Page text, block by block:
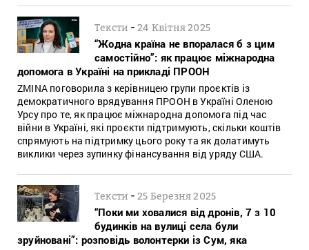
Тексти -24 Квітня 2025
“Жодна країна не впоралася б з цим
самостійно”: як працює міжнародна
допомога в Україні на прикладі ПРООН
ZMINA поговорила з керівницею групи проєктів із
демократичного врядування ПРООН в Україні Оленою
Урсу про те, як працює міжнародна допомога під час
війни в Україні, які проєкти підтримують, скільки коштів
спрямують на підтримку цього року та як долатимуть
виклики через зупинку фінансування від уряду США.
Тексти -25 Березня 2025
“Поки ми ховалися від дронів, 7 з 10
будинків на вулиці села були
зруйновані”: розповідь волонтерки із Сум, яка